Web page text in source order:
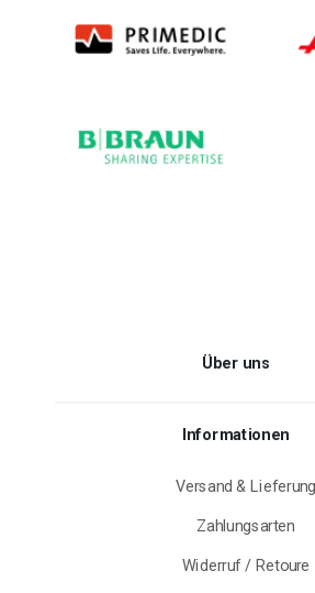
Über uns
Informationen
Versand & Lieferung
Zahlungsarten
Widerruf / Retoure